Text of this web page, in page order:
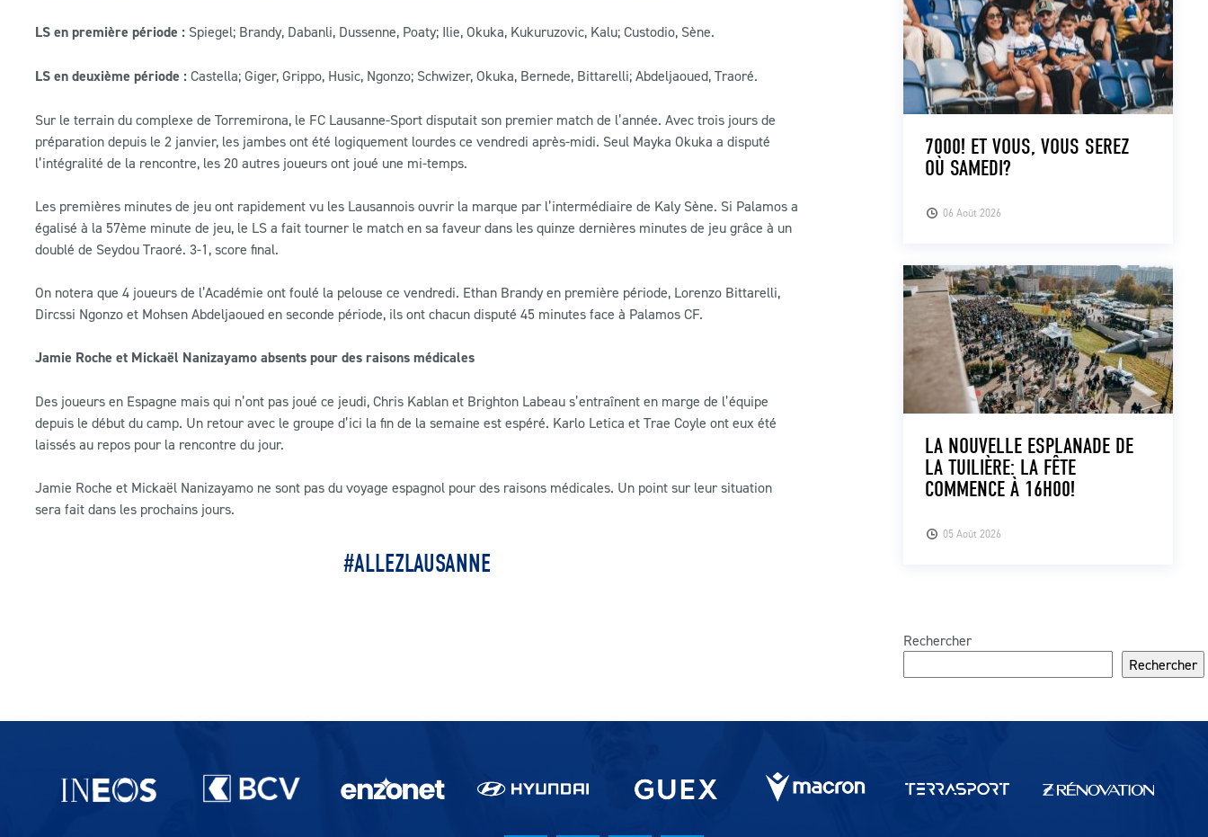
LS en première période : Spiegel; Brandy, Dabanli, Dussenne, Poaty; Ilie, Okuka, Kukuruzovic, Kalu; Custodio, Sène.
LS en deuxième période : Castella; Giger, Grippo, Husic, Ngonzo; Schwizer, Okuka, Bernede, Bittarelli; Abdeljaoued, Traoré.
Sur le terrain du complexe de Torremirona, le FC Lausanne-Sport disputait son premier match de l’année. Avec trois jours de
préparation depuis le 2 janvier, les jambes ont été logiquement lourdes ce vendredi après-midi. Seul Mayka Okuka a disputé
l’intégralité de la rencontre, les 20 autres joueurs ont joué une mi-temps.
Les premières minutes de jeu ont rapidement vu les Lausannois ouvrir la marque par l’intermédiaire de Kaly Sène. Si Palamos a
égalisé à la 57ème minute de jeu, le LS a fait tourner le match en sa faveur dans les quinze dernières minutes de jeu grâce à un
doublé de Seydou Traoré. 3-1, score final.
On notera que 4 joueurs de l’Académie ont foulé la pelouse ce vendredi. Ethan Brandy en première période, Lorenzo Bittarelli,
Dircssi Ngonzo et Mohsen Abdeljaoued en seconde période, ils ont chacun disputé 45 minutes face à Palamos CF.
Jamie Roche et Mickaël Nanizayamo absents pour des raisons médicales
Des joueurs en Espagne mais qui n’ont pas joué ce jeudi, Chris Kablan et Brighton Labeau s’entraînent en marge de l’équipe
depuis le début du camp. Un retour avec le groupe d’ici la fin de la semaine est espéré. Karlo Letica et Trae Coyle ont eux été
laissés au repos pour la rencontre du jour.
Jamie Roche et Mickaël Nanizayamo ne sont pas du voyage espagnol pour des raisons médicales. Un point sur leur situation
sera fait dans les prochains jours.
#ALLEZLAUSANNE
06 Août 2026
7000! ET VOUS, VOUS SEREZ
OÙ SAMEDI?
05 Août 2026
LA NOUVELLE ESPLANADE DE
LA TUILIÈRE: LA FÊTE
COMMENCE À 16H00!
Rechercher
Rechercher
Partenaires du lausanne-Sport